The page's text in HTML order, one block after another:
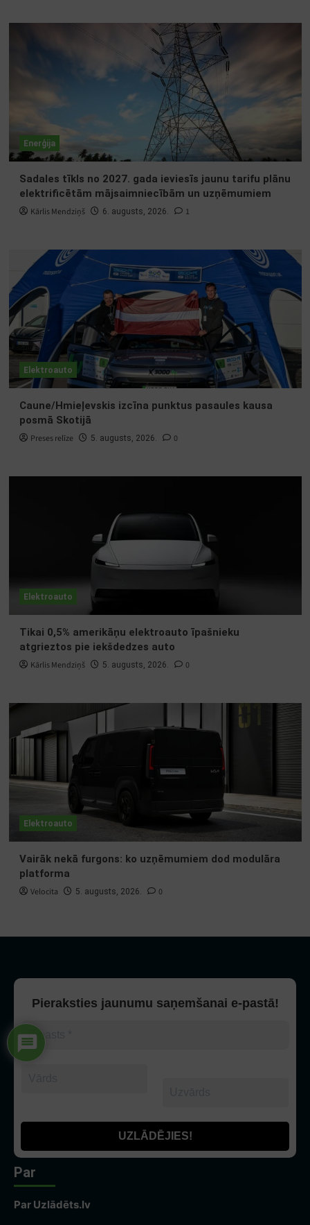
Enerģija
Sadales tīkls no 2027. gada ieviesīs jaunu tarifu plānu
elektrificētām mājsaimniecībām un uzņēmumiem
Kārlis Mendziņš 6. augusts, 2026. 1
Elektroauto
Caune/Hmieļevskis izcīna punktus pasaules kausa
posmā Skotijā
Preses relīze 5. augusts, 2026. 0
Elektroauto
Tikai 0,5% amerikāņu elektroauto īpašnieku
atgrieztos pie iekšdedzes auto
Kārlis Mendziņš 5. augusts, 2026. 0
Elektroauto
Vairāk nekā furgons: ko uzņēmumiem dod modulāra
platforma
Velocita 5. augusts, 2026. 0
Pieraksties jaunumu saņemšanai e-pastā!
Par
Par Uzlādēts.lv